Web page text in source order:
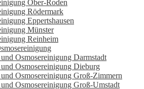
Ober-Roden
Rödermark
Eppertshausen
Münster
Reinheim
Osmosereinigung Darmstadt
Osmosereinigung Dieburg
Osmosereinigung Groß-Zimmern
Osmosereinigung Groß-Umstadt